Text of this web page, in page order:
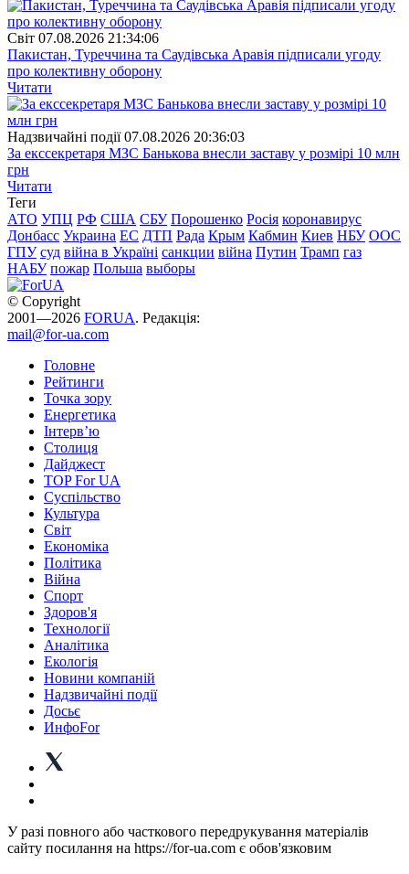
Свiт 07.08.2026 21:34:06
Пакистан, Туреччина та Саудівська Аравія підписали угоду
про колективну оборону
Читати
Надзвичайні події 07.08.2026 20:36:03
За екссекретаря МЗС Банькова внесли заставу у розмірі 10 млн
грн
Читати
Теги
АТО УПЦ РФ США СБУ Порошенко Росія коронавирус
Донбасс Украина ЕС ДТП Рада Крым Кабмин Киев НБУ ООС
ГПУ суд війна в Україні санкции війна Путин Трамп газ
НАБУ пожар Польша выборы
© Copyright
2001—2026 FORUA. Редакція:
mail@for-ua.com
Головне
Рейтинги
Точка зору
Енергетика
Інтерв’ю
Столиця
Дайджест
TOP For UA
Суспiльство
Культура
Світ
Економіка
Політика
Війна
Спорт
Здоров'я
Технології
Аналітика
Екологія
Новини компаній
Надзвичайні події
Досьє
ИнфоFor
У разі повного або часткового передрукування матеріалів
сайту посилання на https://for-ua.com є обов'язковим